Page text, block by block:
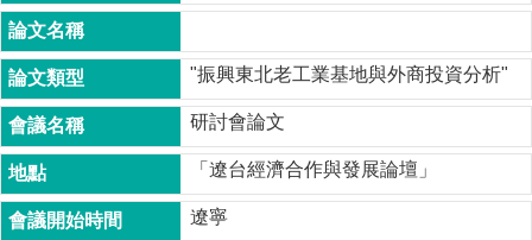
所
成
員
博
士
班
碩
士
"振興東北老工業基地與外商投資分析"
研討會論文
「遼台經濟合作與發展論壇」
遼寧